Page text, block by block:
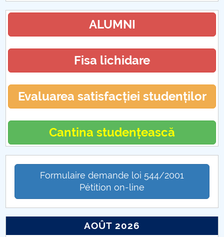
ALUMNI
Fisa lichidare
Evaluarea satisfacției studenților
Cantina studențească
Formulaire demande loi 544/2001
Pétition on-line
AOÛT 2026